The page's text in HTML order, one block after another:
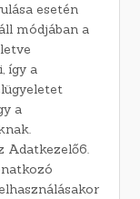
esetén
módjában a
így a
a
Adatkezelő6.